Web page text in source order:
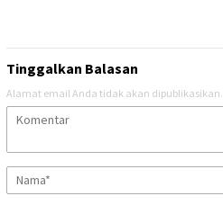
Tinggalkan Balasan
Alamat email Anda tidak akan dipublikasikan.